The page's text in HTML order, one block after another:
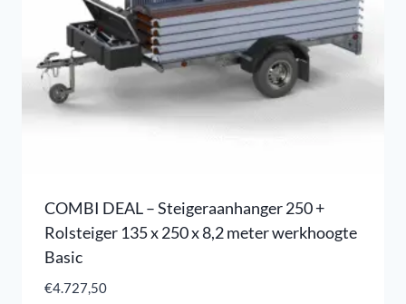
COMBI DEAL – Steigeraanhanger 250 +
Rolsteiger 135 x 250 x 8,2 meter werkhoogte
Basic
€4.727,50